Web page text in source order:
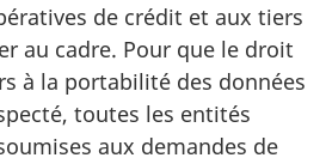
de crédit et aux tiers
au cadre. Pour que le droit
à la portabilité des données
toutes les entités
aux demandes de